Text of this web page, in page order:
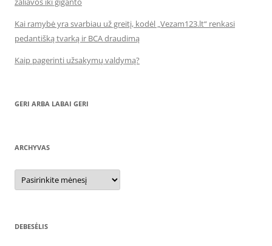
Kai ramybė yra svarbiau už greitį, kodėl „Vezam123.lt“ renkasi
pedantišką tvarką ir BCA draudimą
Kaip pagerinti užsakymų valdymą?
GERI ARBA LABAI GERI
ARCHYVAS
Archyvas
DEBESĖLIS